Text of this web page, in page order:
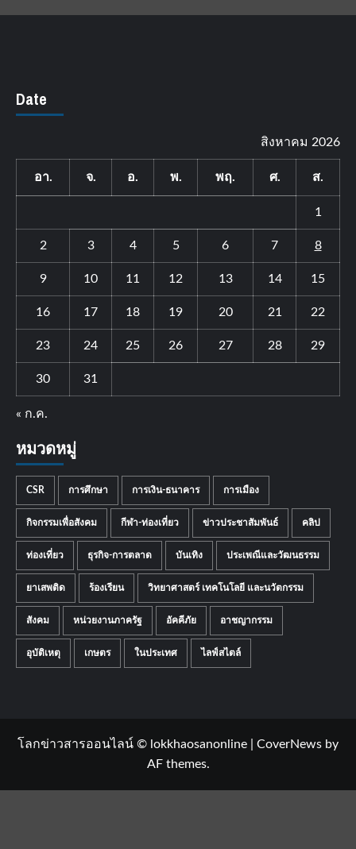
Date
สิงหาคม 2026
อา. จ. อ. พ. พฤ. ศ. ส.
1
2 3 4 5 6 7 8
9 10 11 12 13 14 15
16 17 18 19 20 21 22
23 24 25 26 27 28 29
30 31
« ก.ค.
หมวดหมู่
CSR การศึกษา การเงิน-ธนาคาร การเมือง
กิจกรรมเพื่อสังคม กีฬา-ท่องเที่ยว ข่าวประชาสัมพันธ์ คลิป
ท่องเที่ยว ธุรกิจ-การตลาด บันเทิง ประเพณีและวัฒนธรรม
ยาเสพติด ร้องเรียน วิทยาศาสตร์ เทคโนโลยี และนวัตกรรม
สังคม หน่วยงานภาครัฐ อัคคีภัย อาชญากรรม
อุบัติเหตุ เกษตร ในประเทศ ไลฟ์สไตล์
โลกข่าวสารออนไลน์ © lokkhaosanonline CoverNews by
AF themes.